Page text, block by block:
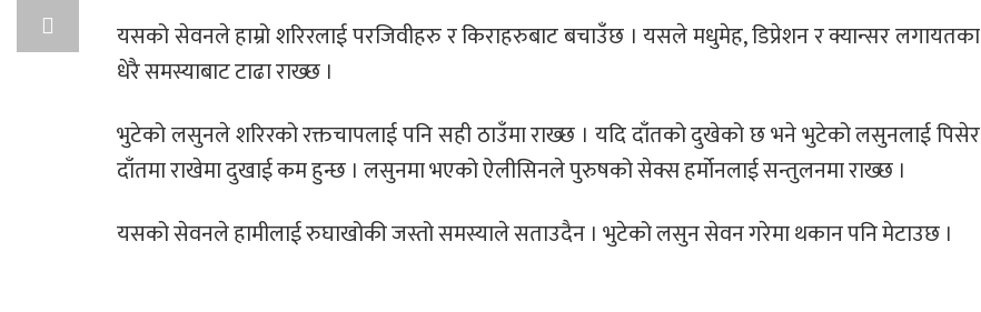
यसको सेवनले हाम्रो शरिरलाई परजिवीहरु र किराहरुबाट बचाउँछ । यसले मधुमेह, डिप्रेशन र क्यान्सर लगायतका
धेरै समस्याबाट टाढा राख्छ ।
भुटेको लसुनले शरिरको रक्तचापलाई पनि सही ठाउँमा राख्छ । यदि दाँतको दुखेको छ भने भुटेको लसुनलाई पिसेर
दाँतमा राखेमा दुखाई कम हुन्छ । लसुनमा भएको ऐलीसिनले पुरुषको सेक्स हर्मोनलाई सन्तुलनमा राख्छ ।
यसको सेवनले हामीलाई रुघाखोकी जस्तो समस्याले सताउदैन । भुटेको लसुन सेवन गरेमा थकान पनि मेटाउछ ।